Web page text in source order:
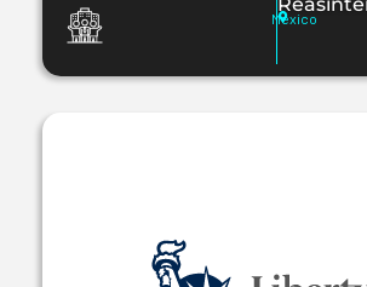
Mexico